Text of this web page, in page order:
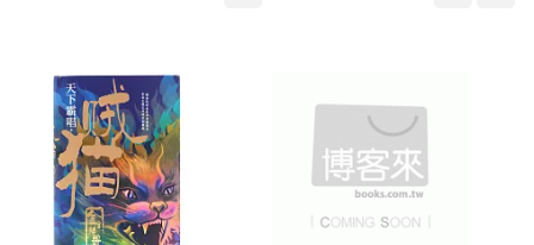
文匯出版社(1)
百花洲文藝出版社(1)
價格
範圍